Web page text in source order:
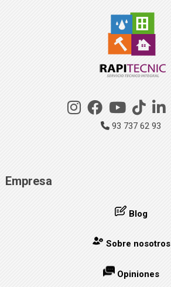
93 737 62 93
Empresa
Blog
Sobre nosotros
Opiniones